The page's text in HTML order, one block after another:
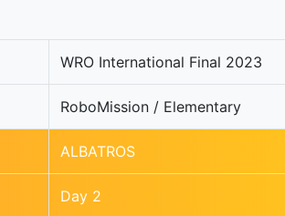
WRO International Final 2023
RoboMission / Elementary
ALBATROS
Day 2